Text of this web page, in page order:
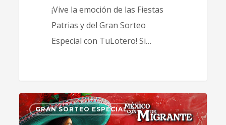
¡Vive la emoción de las Fiestas
Patrias y del Gran Sorteo
Especial con TuLotero! Si…
GRAN SORTEO ESPECIAL
0